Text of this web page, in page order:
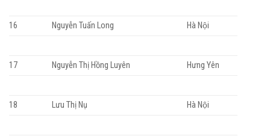
16 Nguyễn Tuấn Long Hà Nội
17 Nguyễn Thị Hồng Luyên Hưng Yên
18 Lưu Thị Nụ Hà Nội